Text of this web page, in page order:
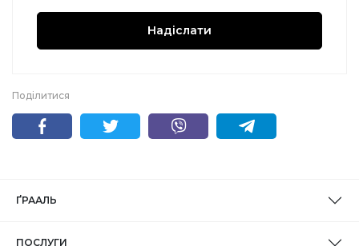
Надіслати
Поділитися
ҐРААЛЬ
ПОСЛУГИ